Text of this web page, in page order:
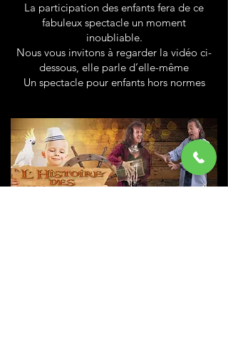
La participation des enfants fera de ce
fabuleux spectacle un moment
inoubliable.
Nous vous invitons à regarder la vidéo ci-
dessous, elle parle d’elle-même
Un spectacle pour enfants hors normes